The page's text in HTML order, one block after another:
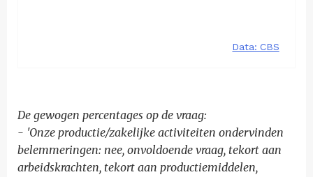
De gewogen percentages op de vraag:
- 'Onze productie/zakelijke activiteiten ondervinden
belemmeringen: nee, onvoldoende vraag, tekort aan
arbeidskrachten, tekort aan productiemiddelen,